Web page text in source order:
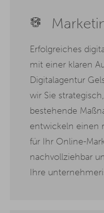
Erfolgreiches
mit einer klaren
Digitalagentur
wir Sie
bestehende
entwickeln einen
für Ihr Online-
nachvollziehbar
Ihre